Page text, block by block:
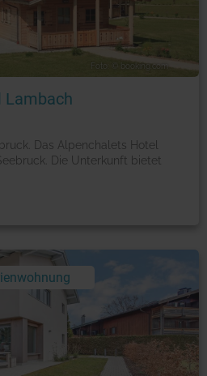
Foto: © booking.com
Lambach
Das Alpenchalets Hotel
Die Unterkunft bietet